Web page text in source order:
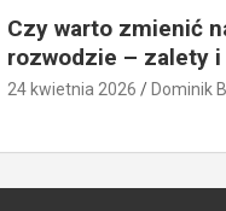
Czy warto zmienić
rozwodzie – zalety i
24 kwietnia 2026 Dominik